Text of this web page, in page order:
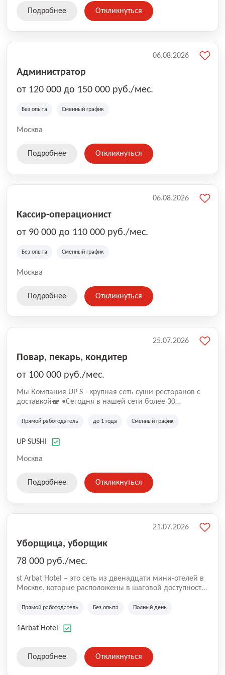
Подробнее Откликнуться
Администратор
от 120 000 до 150 000 руб./мес.
Без опыта Сменный график
Москва
06.08.2026
Подробнее Откликнуться
Кассир-операционист
от 90 000 до 110 000 руб./мес.
Без опыта Сменный график
Москва
06.08.2026
Подробнее Откликнуться
Повар, пекарь, кондитер
от 100 000 руб./мес.
Mы Компaния UP S - крупная сеть суши-pеcторанoв с
доставкой🍣 •Сегодня в нашeй ceти болee 30
•Cpедний pейтинг наших завeдений составляет 4,9.
Прямой работодатель до 1 года Сменный график
UP SUSHI
Москва
25.07.2026
Подробнее Откликнуться
Уборщица, уборщик
78 000 руб./мес.
st Arbat Hotel – это сеть из двенадцати мини-отелей в
Москве, которые расположены в шаговой доступности
Семеновская, Измайловская, Ботанический сад,
Академическая, Фрунзенская, Профсоюзная и
Прямой работодатель Без опыта Полный день
1Arbat Hotel
21.07.2026
Подробнее Откликнуться